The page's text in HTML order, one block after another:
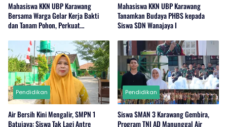
Mahasiswa KKN UBP Karawang
Bersama Warga Gelar Kerja Bakti
dan Tanam Pohon, Perkuat
Mahasiswa KKN UBP Karawang
Tanamkan Budaya PHBS kepada
Siswa SDN Wanajaya I
Pendidikan
Air Bersih Kini Mengalir, SMPN 1
Batujaya: Siswa Tak Lagi Antre
Pendidikan
Siswa SMAN 3 Karawang Gembira,
Program TNI AD Manunggal Air